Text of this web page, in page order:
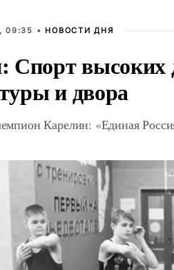
09:35 • НОВОСТИ ДНЯ
Спорт высоких
и двора
Карелин: «Единая